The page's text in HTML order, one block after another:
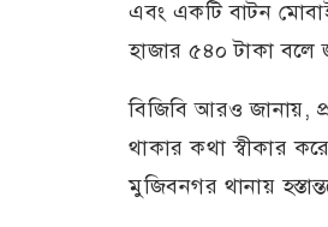
এবং একটি বাটন
হাজার ৫৪০ টাকা বলে
বিজিবি আরও জানায়,
থাকার কথা স্বীকার
মুজিবনগর থানায়